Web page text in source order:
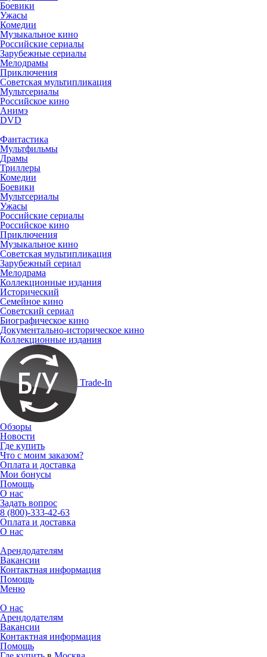
Боевики
Ужасы
Комедии
Музыкальное кино
Российские сериалы
Зарубежные сериалы
Мелодрамы
Приключения
Советская мультипликация
Мультсериалы
Российское кино
Анимэ
DVD
Фантастика
Мультфильмы
Драмы
Триллеры
Комедии
Боевики
Мультсериалы
Ужасы
Российские сериалы
Российское кино
Приключения
Музыкальное кино
Советская мультипликация
Зарубежный сериал
Мелодрама
Коллекционные издания
Исторический
Семейное кино
Советский сериал
Биографическое кино
Документально-историческое кино
Коллекционные издания
Trade-In
Обзоры
Новости
Где купить
Что с моим заказом?
Оплата и доставка
Мои бонусы
Помощь
О нас
Задать вопрос
8 (800)-333-42-63
Оплата и доставка
О нас
Арендодателям
Вакансии
Контактная информация
Помощь
Меню
О нас
Арендодателям
Вакансии
Контактная информация
Помощь